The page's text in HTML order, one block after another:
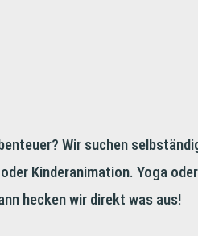
Wir suchen
Kinderanimation. Yoga
hecken wir direkt was aus!